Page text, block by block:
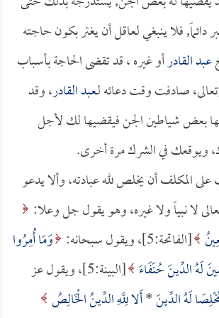
دائماً, فلا ينبغي لعاقل أن يغتر بكون حاجته
عبد القادرأو غيره ، قد تقضى الحاجة بأسباب
صادفت وقت دعائه لـعبد القادر، وقد
بعض شياطين الجن فيقضيها لك لأجل
ويوقعك في الشرك مرة أخرى.
المكلف أن يخلص لله عبادته، وألا يدعو
لا نبياً ولا غيره، وهو يقول جل وعلا:
[الفاتحة:5]، ويقول سبحانه:
وَمَا أُمِرُوا
لَهُ الدِّينَ حُنَفَاءَ
[البينة:5]، ويقول عز
لَهُ الدِّينَ*أَلا لِلَّهِ الدِّينُ الْخَالِصُ